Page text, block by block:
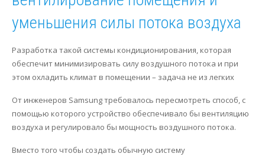
уменьшения силы потока воздуха
Разработка такой системы кондиционирования, которая
обеспечит минимизировать силу воздушного потока и при
этом охладить климат в помещении – задача не из легких
От инженеров Samsung требовалось пересмотреть способ, с
помощью которого устройство обеспечивало бы вентиляцию
воздуха и регулировало бы мощность воздушного потока.
Вместо того чтобы создать обычную систему